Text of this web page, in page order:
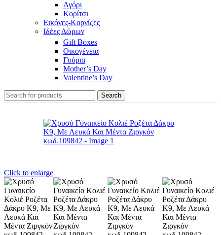
Αγόρι
Κορίτσι
Εικόνες-Κορνίζες
Ιδέες Δώρων
Gift Boxes
Οικογένεια
Γούρια
Mother’s Day
Valentine’s Day
Search
Click to enlarge